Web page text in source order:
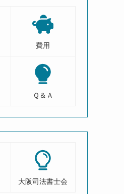
費用
Ｑ＆Ａ
大阪司法書士会